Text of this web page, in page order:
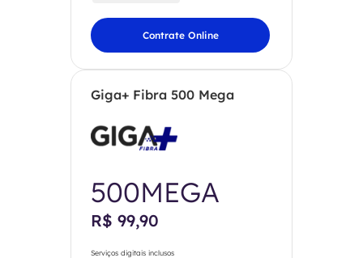
Contrate Online
Giga+ Fibra 500 Mega
500MEGA
R$ 99,90
Serviços digitais inclusos